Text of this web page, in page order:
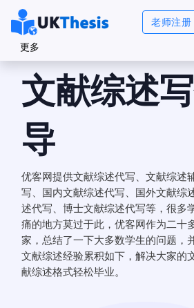
老师注册
更多
文献综述
导
优客网提供文献综述代写、文献综述
写、国内文献综述代写、国外文献综
述代写、博士文献综述代写等，很多
痛的地方莫过于此，优客网作为二十
家，总结了一下大多数学生的问题，
文献综述经验累积如下，解决大家的
献综述格式轻松毕业。